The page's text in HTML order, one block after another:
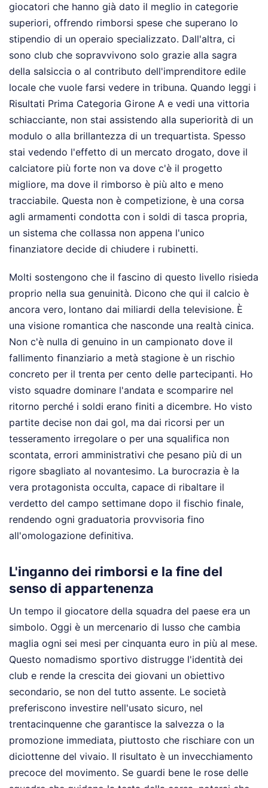
giocatori che hanno già dato il meglio in categorie
superiori, offrendo rimborsi spese che superano lo
stipendio di un operaio specializzato. Dall'altra, ci
sono club che sopravvivono solo grazie alla sagra
della salsiccia o al contributo dell'imprenditore edile
locale che vuole farsi vedere in tribuna. Quando leggi i
Risultati Prima Categoria Girone A e vedi una vittoria
schiacciante, non stai assistendo alla superiorità di un
modulo o alla brillantezza di un trequartista. Spesso
stai vedendo l'effetto di un mercato drogato, dove il
calciatore più forte non va dove c'è il progetto
migliore, ma dove il rimborso è più alto e meno
tracciabile. Questa non è competizione, è una corsa
agli armamenti condotta con i soldi di tasca propria,
un sistema che collassa non appena l'unico
finanziatore decide di chiudere i rubinetti.
Molti sostengono che il fascino di questo livello risieda
proprio nella sua genuinità. Dicono che qui il calcio è
ancora vero, lontano dai miliardi della televisione. È
una visione romantica che nasconde una realtà cinica.
Non c'è nulla di genuino in un campionato dove il
fallimento finanziario a metà stagione è un rischio
concreto per il trenta per cento delle partecipanti. Ho
visto squadre dominare l'andata e scomparire nel
ritorno perché i soldi erano finiti a dicembre. Ho visto
partite decise non dai gol, ma dai ricorsi per un
tesseramento irregolare o per una squalifica non
scontata, errori amministrativi che pesano più di un
rigore sbagliato al novantesimo. La burocrazia è la
vera protagonista occulta, capace di ribaltare il
verdetto del campo settimane dopo il fischio finale,
rendendo ogni graduatoria provvisoria fino
all'omologazione definitiva.
L'inganno dei rimborsi e la fine del
senso di appartenenza
Un tempo il giocatore della squadra del paese era un
simbolo. Oggi è un mercenario di lusso che cambia
maglia ogni sei mesi per cinquanta euro in più al mese.
Questo nomadismo sportivo distrugge l'identità dei
club e rende la crescita dei giovani un obiettivo
secondario, se non del tutto assente. Le società
preferiscono investire nell'usato sicuro, nel
trentacinquenne che garantisce la salvezza o la
promozione immediata, piuttosto che rischiare con un
diciottenne del vivaio. Il risultato è un invecchiamento
precoce del movimento. Se guardi bene le rose delle